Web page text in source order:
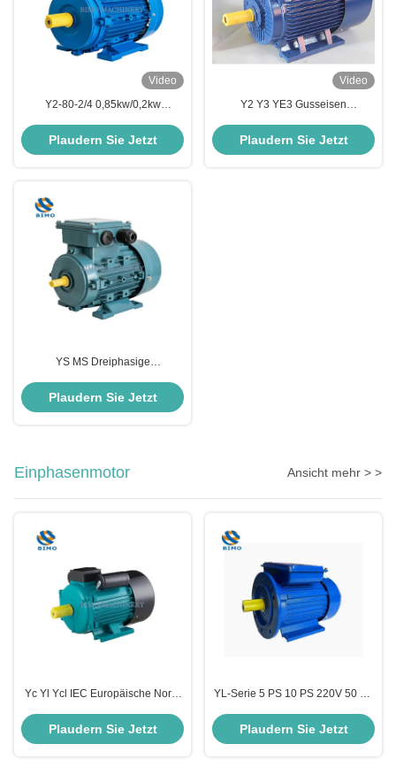
Video
Y2-80-2/4 0,85kw/0,2kw
Induktionsmotor Drei-Phasen-
Plaudern Sie Jetzt
Video
Y2 Y3 YE3 Gusseisen
Dreiphasige asynchrone
Plaudern Sie Jetzt
YS MS Dreiphasige
Aluminium Gehäuse 0,55kw-
15kw
Plaudern Sie Jetzt
Einphasenmotor Ansicht mehr > >
Yc Yl Ycl IEC Europäische Norm
Wechselstrom-
Asynchronelektromotor
Plaudern Sie Jetzt
YL-Serie 5 PS 10 PS 220V 50 Hz
Wechselstrom-Induktionsmotor
Einphasenmotoren
Plaudern Sie Jetzt